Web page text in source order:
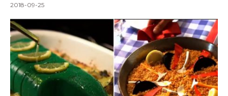
2018-09-25